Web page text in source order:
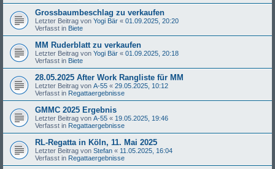
Grossbaumbeschlag zu verkaufen
Letzter Beitrag von Yogi Bär « 01.09.2025, 20:20
Verfasst in Biete
MM Ruderblatt zu verkaufen
Letzter Beitrag von Yogi Bär « 01.09.2025, 20:18
Verfasst in Biete
28.05.2025 After Work Rangliste für MM
Letzter Beitrag von A-55 « 29.05.2025, 10:12
Verfasst in Regattaergebnisse
GMMC 2025 Ergebnis
Letzter Beitrag von A-55 « 19.05.2025, 19:46
Verfasst in Regattaergebnisse
RL-Regatta in Köln, 11. Mai 2025
Letzter Beitrag von Stefan « 11.05.2025, 16:04
Verfasst in Regattaergebnisse